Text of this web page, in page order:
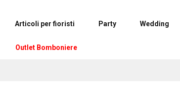
Articoli per fioristi Party Wedding
Outlet Bomboniere